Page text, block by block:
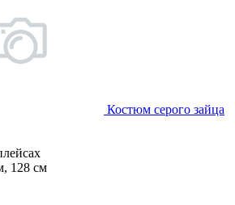
Костюм серого зайца
, 128 см